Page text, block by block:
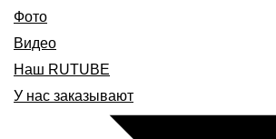
Фото
Видео
Наш RUTUBE
У нас заказывают